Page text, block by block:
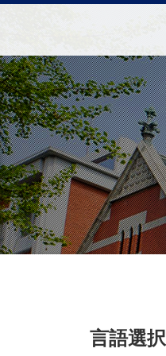
言語選択